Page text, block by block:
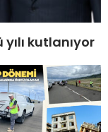
kutlanıyor